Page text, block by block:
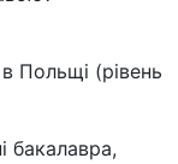
Польщі (рівень
бакалавра,